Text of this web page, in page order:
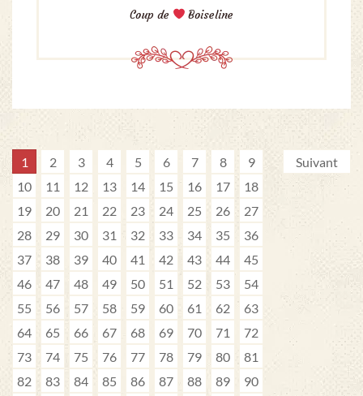
Coup de Boiseline
1 2 3 4 5 6 7 8
9
10
11 12 13 14 15 16 17
18
19
20 21 22 23 24 25 26
27
28
29 30 31 32 33 34 35
36
37
38 39 40 41 42 43 44
45
46
47 48 49 50 51 52 53
54
55
56 57 58 59 60 61 62
63
64
65 66 67 68 69 70 71
72
73
74 75 76 77 78 79 80
81
82
83 84 85 86 87 88 89
90
Suivant